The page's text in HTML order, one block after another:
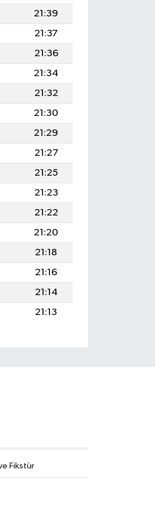
21:39
21:37
21:36
21:34
21:32
21:30
21:29
21:27
21:25
21:23
21:22
21:20
21:18
21:16
21:14
21:13
Fikstür